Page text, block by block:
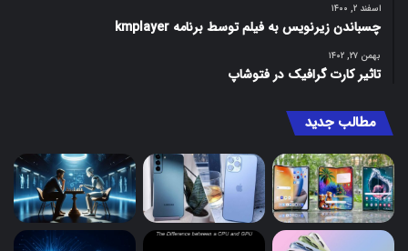
اسفند ۲, ۱۴۰۰
چسباندن زیرنویس به فیلم توسط برنامه kmplayer
بهمن ۲۷, ۱۴۰۲
تاثیر کارت گرافیک در فتوشاپ
مطالب جدید